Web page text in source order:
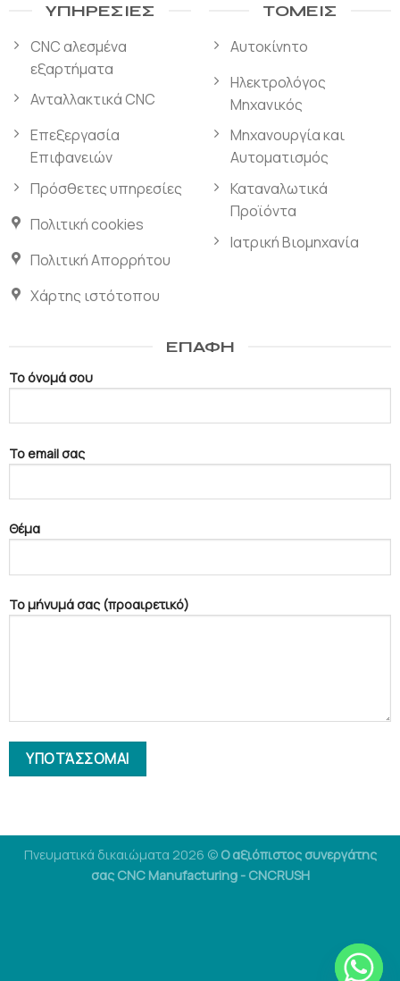
ΥΠΗΡΕΣΊΕΣ
CNC αλεσμένα
εξαρτήματα
Ανταλλακτικά CNC
Επεξεργασία
Επιφανειών
Πρόσθετες υπηρεσίες
Πολιτική cookies
Πολιτική Απορρήτου
Χάρτης ιστότοπου
ΤΟΜΕΊΣ
Αυτοκίνητο
Ηλεκτρολόγος
Μηχανικός
Μηχανουργία και
Αυτοματισμός
Καταναλωτικά
Προϊόντα
Ιατρική Βιομηχανία
ΕΠΑΦΉ
Το όνομά σου
Το email σας
Θέμα
Το μήνυμά σας (προαιρετικό)
Πνευματικά δικαιώματα 2026 © Ο αξιόπιστος συνεργάτης
σας CNC Manufacturing - CNCRUSH